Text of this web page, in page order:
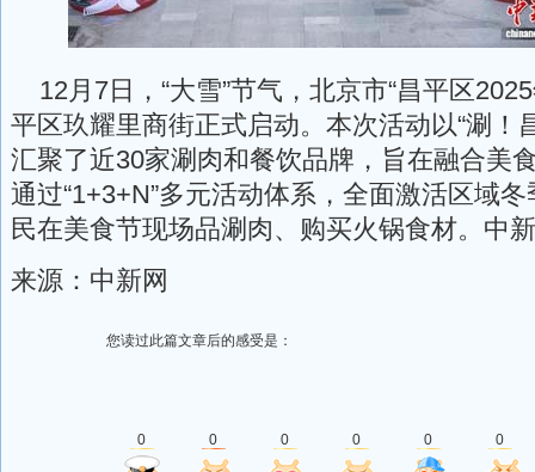
12月7日，“大雪”节气，北京市“昌平区
平区玖耀里商街正式启动。本次活动以“涮！
汇聚了近30家涮肉和餐饮品牌，旨在融合美
通过“1+3+N”多元活动体系，全面激活区域
民在美食节现场品涮肉、购买火锅食材。
来源：中新网
您读过此篇文章后的感受是：
0 0 0 0 0 0